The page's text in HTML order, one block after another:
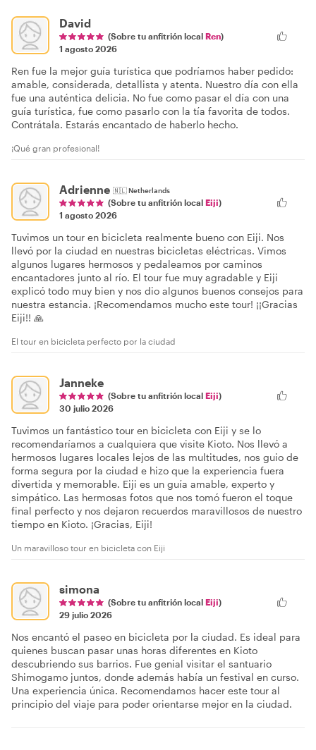
David
(Sobre tu anfitrión local Ren)
1 agosto 2026
Ren fue la mejor guía turística que podríamos haber pedido:
amable, considerada, detallista y atenta. Nuestro día con ella
fue una auténtica delicia. No fue como pasar el día con una
guía turística, fue como pasarlo con la tía favorita de todos.
Contrátala. Estarás encantado de haberlo hecho.
¡Qué gran profesional!
Adrienne 🇳🇱Netherlands
(Sobre tu anfitrión local Eiji)
1 agosto 2026
Tuvimos un tour en bicicleta realmente bueno con Eiji. Nos
llevó por la ciudad en nuestras bicicletas eléctricas. Vimos
algunos lugares hermosos y pedaleamos por caminos
encantadores junto al río. El tour fue muy agradable y Eiji
explicó todo muy bien y nos dio algunos buenos consejos para
nuestra estancia. ¡Recomendamos mucho este tour! ¡¡Gracias
Eiji!! 🙏
El tour en bicicleta perfecto por la ciudad
Janneke
(Sobre tu anfitrión local Eiji)
30 julio 2026
Tuvimos un fantástico tour en bicicleta con Eiji y se lo
recomendaríamos a cualquiera que visite Kioto. Nos llevó a
hermosos lugares locales lejos de las multitudes, nos guio de
forma segura por la ciudad e hizo que la experiencia fuera
divertida y memorable. Eiji es un guía amable, experto y
simpático. Las hermosas fotos que nos tomó fueron el toque
final perfecto y nos dejaron recuerdos maravillosos de nuestro
tiempo en Kioto. ¡Gracias, Eiji!
Un maravilloso tour en bicicleta con Eiji
simona
(Sobre tu anfitrión local Eiji)
29 julio 2026
Nos encantó el paseo en bicicleta por la ciudad. Es ideal para
quienes buscan pasar unas horas diferentes en Kioto
descubriendo sus barrios. Fue genial visitar el santuario
Shimogamo juntos, donde además había un festival en curso.
Una experiencia única. Recomendamos hacer este tour al
principio del viaje para poder orientarse mejor en la ciudad.